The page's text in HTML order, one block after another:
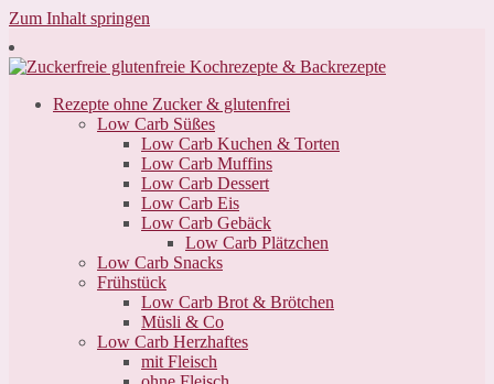
Zum Inhalt springen
Rezepte ohne Zucker & glutenfrei
Low Carb Süßes
Low Carb Kuchen & Torten
Low Carb Muffins
Low Carb Dessert
Low Carb Eis
Low Carb Gebäck
Low Carb Plätzchen
Low Carb Snacks
Frühstück
Low Carb Brot & Brötchen
Müsli & Co
Low Carb Herzhaftes
mit Fleisch